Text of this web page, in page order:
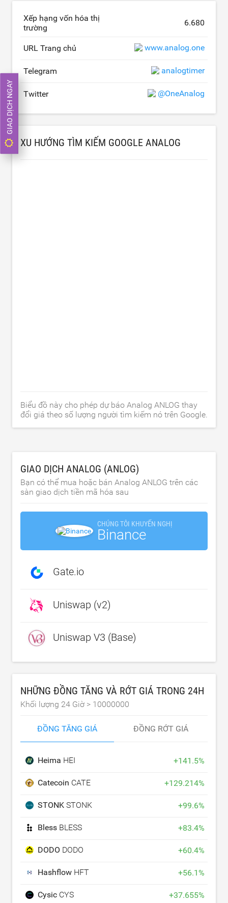
Xếp hạng vốn hóa thị
trường
6.680
URL Trang chủ www.analog.one
Telegram analogtimer
Twitter @OneAnalog
XU HƯỚNG TÌM KIẾM GOOGLE ANALOG
Biểu đồ này cho phép dự báo Analog ANLOG thay
đổi giá theo số lượng người tìm kiếm nó trên Google.
GIAO DỊCH ANALOG (ANLOG)
Bạn có thể mua hoặc bán Analog ANLOG trên các
sàn giao dịch tiền mã hóa sau
CHÚNG TÔI KHUYẾN NGHỊ
Binance
Gate.io
Uniswap (v2)
Uniswap V3 (Base)
NHỮNG ĐỒNG TĂNG VÀ RỚT GIÁ TRONG 24H
Khối lượng 24 Giờ > 10000000
ĐỒNG TĂNG GIÁ ĐỒNG RỚT GIÁ
Heima HEI +141.5%
Catecoin CATE +129.214%
STONK STONK +99.6%
Bless BLESS +83.4%
DODO DODO +60.4%
Hashflow HFT +56.1%
Cysic CYS +37.655%
GIAO DỊCH NGAY